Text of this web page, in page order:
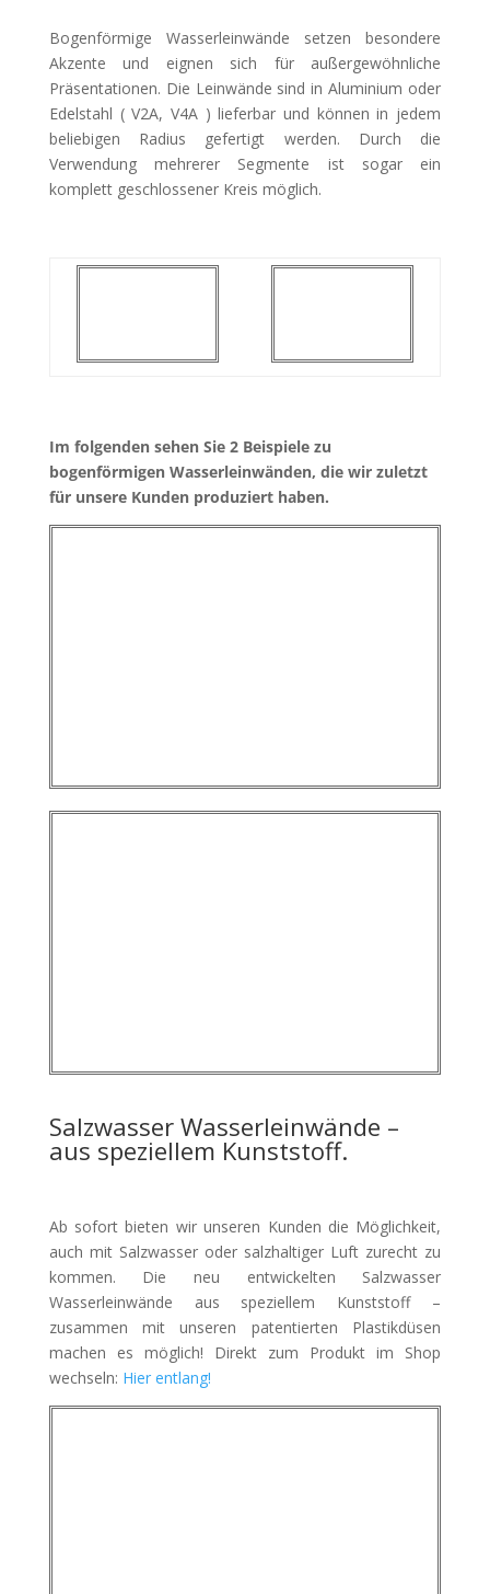
Bogenförmige Wasserleinwände setzen besondere
Akzente und eignen sich für außergewöhnliche
Präsentationen. Die Leinwände sind in Aluminium oder
Edelstahl ( V2A, V4A ) lieferbar und können in jedem
beliebigen Radius gefertigt werden. Durch die
Verwendung mehrerer Segmente ist sogar ein
komplett geschlossener Kreis möglich.
Im folgenden sehen Sie 2 Beispiele zu
bogenförmigen Wasserleinwänden, die wir zuletzt
für unsere Kunden produziert haben.
Salzwasser Wasserleinwände –
aus speziellem Kunststoff.
Ab sofort bieten wir unseren Kunden die Möglichkeit,
auch mit Salzwasser oder salzhaltiger Luft zurecht zu
kommen. Die neu entwickelten Salzwasser
Wasserleinwände aus speziellem Kunststoff –
zusammen mit unseren patentierten Plastikdüsen
machen es möglich! Direkt zum Produkt im Shop
wechseln: Hier entlang!